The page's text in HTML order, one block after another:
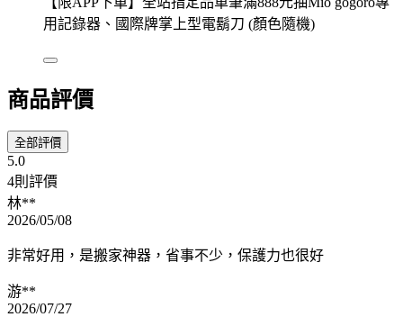
用記錄器、國際牌掌上型電鬍刀 (顏色隨機)
商品評價
全部評價
5.0
4則評價
林**
2026/05/08
非常好用，是搬家神器，省事不少，保護力也很好
游**
2026/07/27